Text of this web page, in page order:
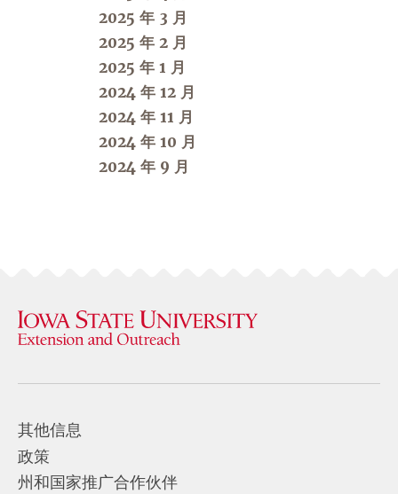
2025 年 3 月
2025 年 2 月
2025 年 1 月
2024 年 12 月
2024 年 11 月
2024 年 10 月
2024 年 9 月
其他信息
政策
州和国家推广合作伙伴